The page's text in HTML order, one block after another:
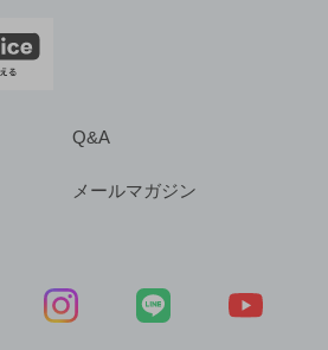
Q&A
メールマガジン